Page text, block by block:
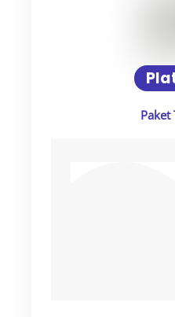
Paket